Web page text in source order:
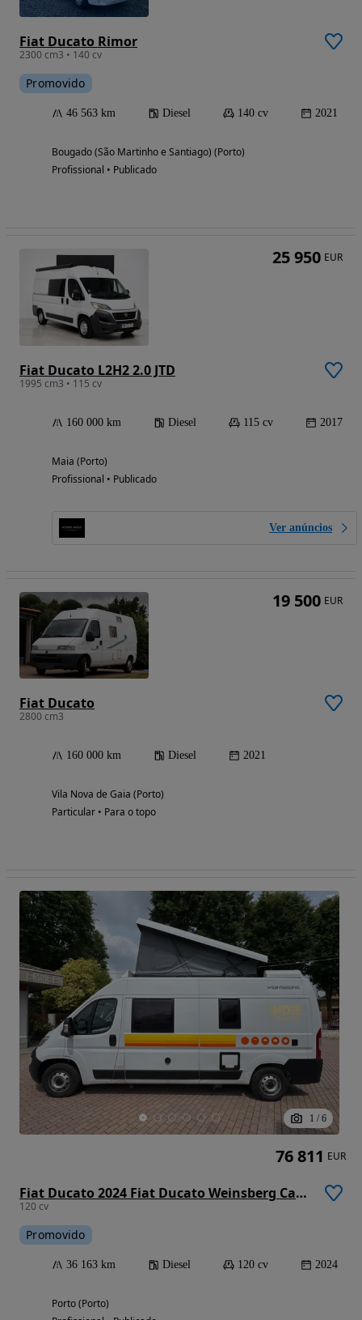
Fiat Ducato Rimor
2300 cm3 • 140 cv
Promovido
46 563 km Diesel 140 cv 2021
Bougado (São Martinho e Santiago) (Porto)
Profissional • Publicado
Fiat Ducato L2H2 2.0 JTD
1995 cm3 • 115 cv
160 000 km Diesel 115 cv 2017
Maia (Porto)
Profissional • Publicado
Ver anúncios
25 950 EUR
Fiat Ducato
2800 cm3
160 000 km Diesel 2021
Vila Nova de Gaia (Porto)
Particular • Para o topo
19 500 EUR
1 / 6
Fiat Ducato 2024 Fiat Ducato Weinsberg Carabus | Manual | Techo Elevable
120 cv
Promovido
36 163 km Diesel 120 cv 2024
Porto (Porto)
76 811 EUR